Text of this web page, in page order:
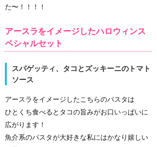
た〜！！！！
アースラをイメージしたハロウィンス
ペシャルセット
スパゲッティ、タコとズッキーニのトマト
ソース
アースラをイメージしたこちらのパスタは
ひとくち食べるとタコの旨みがお口いっぱいに
広がります！
魚介系のパスタが大好きな私にはかなり嬉しい